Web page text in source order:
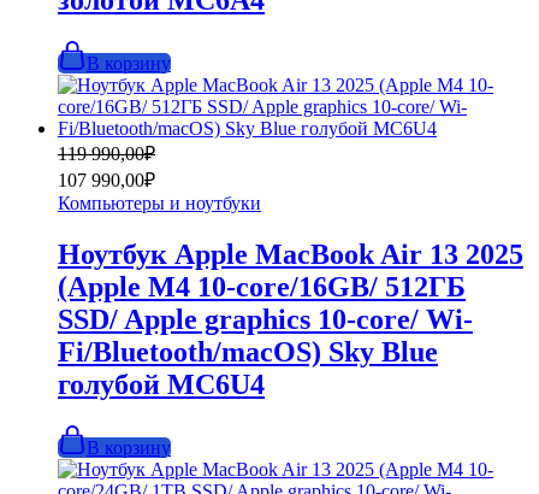
В корзину
119 990,00₽
Первоначальная
цена
составляла
119
107 990,00₽
Текущая
цена:
107
990,00₽.
Компьютеры и ноутбуки
Ноутбук Apple MacBook Air 13 2025
(Apple M4 10-core/16GB/ 512ГБ
SSD/ Apple graphics 10-core/ Wi-
Fi/Bluetooth/macOS) Sky Blue
голубой MC6U4
В корзину